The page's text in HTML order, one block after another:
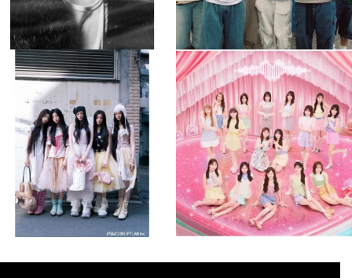
musicjapantv
💡8月特番放送決定！
8月 4
2 0
musicjapantv
💡8月特番放送決定！
...
8月 4
2 0